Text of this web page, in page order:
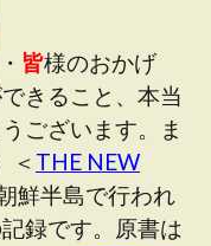
・ 皆様のおかげ
きること、本当
ございます。ま
＜ THE NEW
鮮半島で行われ
録です。原書は